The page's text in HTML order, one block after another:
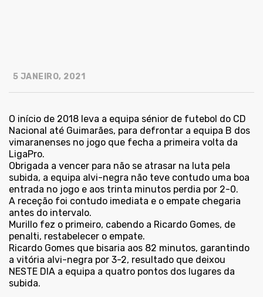
5 JANEIRO, 2021
O início de 2018 leva a equipa sénior de futebol do CD
Nacional até Guimarães, para defrontar a equipa B dos
vimaranenses no jogo que fecha a primeira volta da
LigaPro.
Obrigada a vencer para não se atrasar na luta pela
subida, a equipa alvi-negra não teve contudo uma boa
entrada no jogo e aos trinta minutos perdia por 2-0.
A receção foi contudo imediata e o empate chegaria
antes do intervalo.
Murillo fez o primeiro, cabendo a Ricardo Gomes, de
penalti, restabelecer o empate.
Ricardo Gomes que bisaria aos 82 minutos, garantindo
a vitória alvi-negra por 3-2, resultado que deixou
NESTE DIA a equipa a quatro pontos dos lugares da
subida.